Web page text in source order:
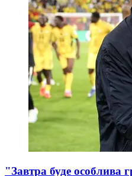
"Завтра буде особлива